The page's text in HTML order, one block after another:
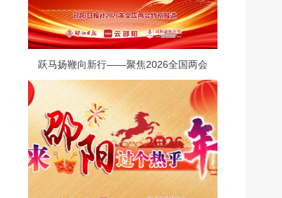
跃马扬鞭向新行——聚焦2026全国两会